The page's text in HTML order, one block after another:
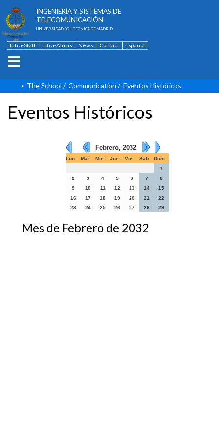
INGENIERÍA Y SISTEMAS DE
TELECOMUNICACIÓN
UNIVERSIDAD POLITÉCNICA DE MADRID
Intra-Staff Intra-Alums News Contact Español
The School / Communication / Eventos Históricos
Eventos Históricos
Febrero, 2032
Lun Mar Mie Jue Vie Sab
Dom
1
2
3 4 5 6 7
8
9
10 11 12 13 14
15
16
17 18 19 20 21
22
23
24 25 26 27 28 29
Mes de Febrero de 2032